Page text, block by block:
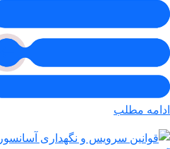
ادامه مطلب